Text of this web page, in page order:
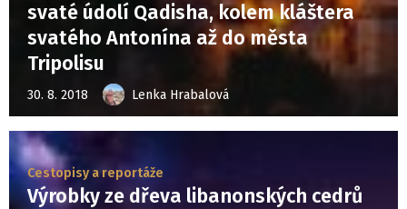
svaté údolí Qadisha, kolem kláštera
svatého Antonína až do města
Tripolisu
30. 8. 2018 Lenka Hrabalová
Cestopisy a reportáže
Výrobky ze dřeva libanonských cedrů